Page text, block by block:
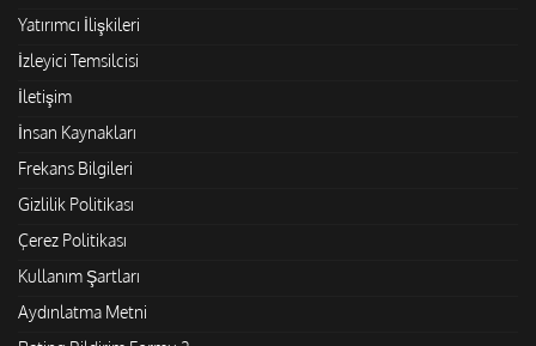
Yatırımcı İlişkileri
İzleyici Temsilcisi
İletişim
İnsan Kaynakları
Frekans Bilgileri
Gizlilik Politikası
Çerez Politikası
Kullanım Şartları
Aydınlatma Metni